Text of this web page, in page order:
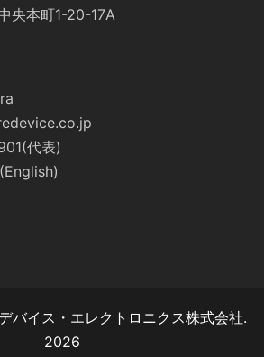
央本町1-20-17A
代表)
イス・エレクトロニクス株式会社.
2026